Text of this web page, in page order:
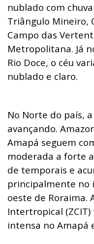
nublado com
Triângulo Mineiro,
Campo das
Metropolitana. Já
Rio Doce, o céu
nublado e claro.
No Norte do país,
avançando.
Amapá seguem
moderada a forte
de temporais e
principalmente no
oeste de Roraima.
Intertropical
intensa no Amapá